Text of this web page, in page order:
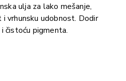
ulja za lako mešanje,
vrhunsku udobnost. Dodir
čistoću pigmenta.